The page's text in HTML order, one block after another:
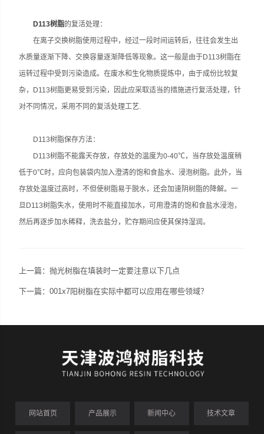
D113树脂的复活处理：
在离子交换树脂使用过程中，经过一段时间运转后，往往会发生出
水质量逐渐下降、交换容量逐渐降低等现象。这一般是由于D113树脂在
运转过程中受到污染造成。在废水和生化物质提炼中，由于成份比较复
杂，D113树脂更易受到污染，因此应采取适当的措施进行复活处理，针
对不同情况，采用不同的复活处理工艺.
D113树脂保存方法：
D113树脂不能露天存放，存放处的温度为0-40℃，当存放处温度稍
低于0℃时，应向包装袋内加入澄清的饱和食盐水、浸泡树脂。此外，当
存放处温度过高时，不但使树脂易于脱水，还会加速阴树脂的降解。一
旦D113树脂失水，使用时不能直接加水，可用澄清的饱和食盐水浸泡，
然后再逐步加水稀释，洗去盐分，贮存期间应使其保持湿润。
上一篇：抛光树脂在填装时一定要注意以下几点
下一篇：001x7阳树脂在实际中都可以应用在哪些领域？
网站首页 产品展示 新闻中心 技术文章